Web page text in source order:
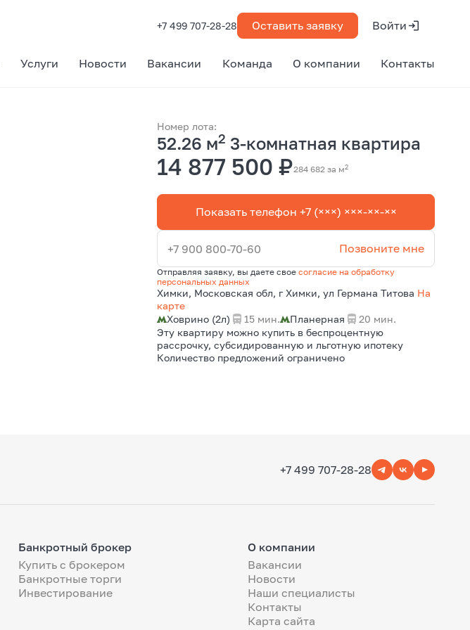
+7 499 707-28-28 Оставить заявку Войти
Услуги Новости Вакансии Команда О компании Контакты
Номер лота:
52.26 м2 3-комнатная квартира
14 877 500 ₽284 682 за м2
Показать телефон +7 (×××) ×××-××-××
+7 900 800-70-60 Позвоните мне
Отправляя заявку, вы даете своесогласие на обработку
персональных данных
Химки, Московская обл, г Химки, ул Германа Титова На
карте
Ховрино (2л)
15 мин. Планерная
20 мин.
Эту квартиру можно купить в беспроцентную
рассрочку, субсидированную и льготную ипотеку
Количество предложений ограничено
+7 499 707-28-28
Банкротный брокер
Купить с брокером
Банкротные торги
Инвестирование
О компании
Вакансии
Новости
Наши специалисты
Контакты
Карта сайта